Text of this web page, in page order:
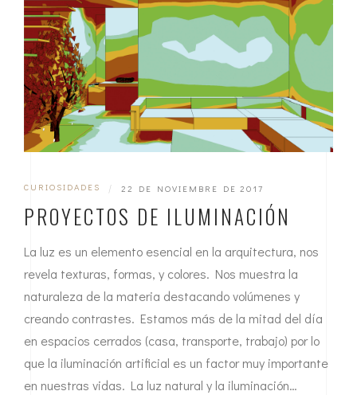
CURIOSIDADES | 22 DE NOVIEMBRE DE 2017
PROYECTOS DE ILUMINACIÓN
La luz es un elemento esencial en la arquitectura, nos
revela texturas, formas, y colores. Nos muestra la
naturaleza de la materia destacando volúmenes y
creando contrastes. Estamos más de la mitad del día
en espacios cerrados (casa, transporte, trabajo) por lo
que la iluminación artificial es un factor muy importante
en nuestras vidas. La luz natural y la iluminación…